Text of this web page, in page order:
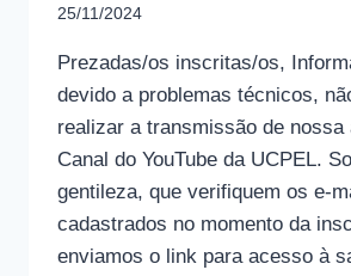
25/11/2024
Prezadas/os inscritas/os,
devido a problemas técnicos,
realizar a transmissão de nossa
Canal do YouTube da UCPEL.
gentileza, que verifiquem os e-
cadastrados no momento da
enviamos o link para acesso à